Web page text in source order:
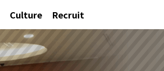
Culture Recruit